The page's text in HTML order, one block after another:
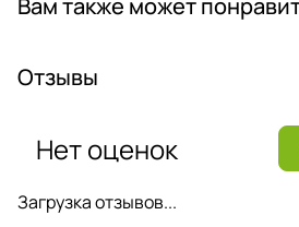
Вам также может
Отзывы
Загрузка отзывов...
Нет оценок